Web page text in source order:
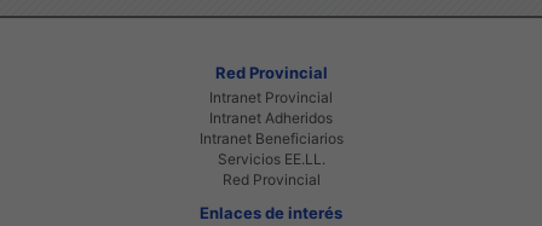
Red Provincial
Intranet Provincial
Intranet Adheridos
Intranet Beneficiarios
Servicios EE.LL.
Red Provincial
Enlaces de interés